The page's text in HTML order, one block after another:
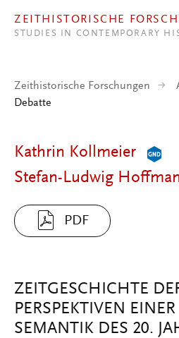
ZEITHISTORISCHE
STUDIES IN CONTEMPORARY
Zeithistorische Forschungen
Debatte
Kathrin Kollmeier
Stefan-Ludwig
PDF
ZEITGESCHICHTE
PERSPEKTIVEN
SEMANTIK DES 20.